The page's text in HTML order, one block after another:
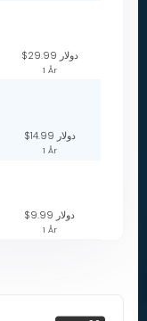
$29.99 دولار
1 År
$14.99 دولار
1 År
$9.99 دولار
1 År